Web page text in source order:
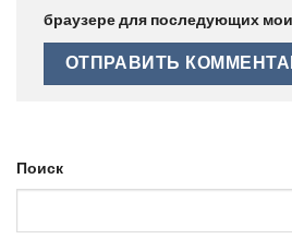
браузере для последующих
Поиск